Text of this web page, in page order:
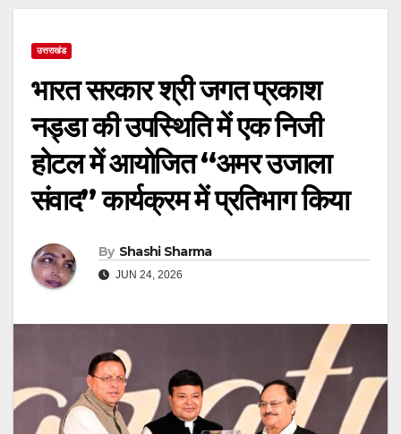
उत्तराखंड
भारत सरकार श्री जगत प्रकाश
नड्डा की उपस्थिति में एक निजी
होटल में आयोजित “अमर उजाला
संवाद” कार्यक्रम में प्रतिभाग किया
By Shashi Sharma
JUN 24, 2026